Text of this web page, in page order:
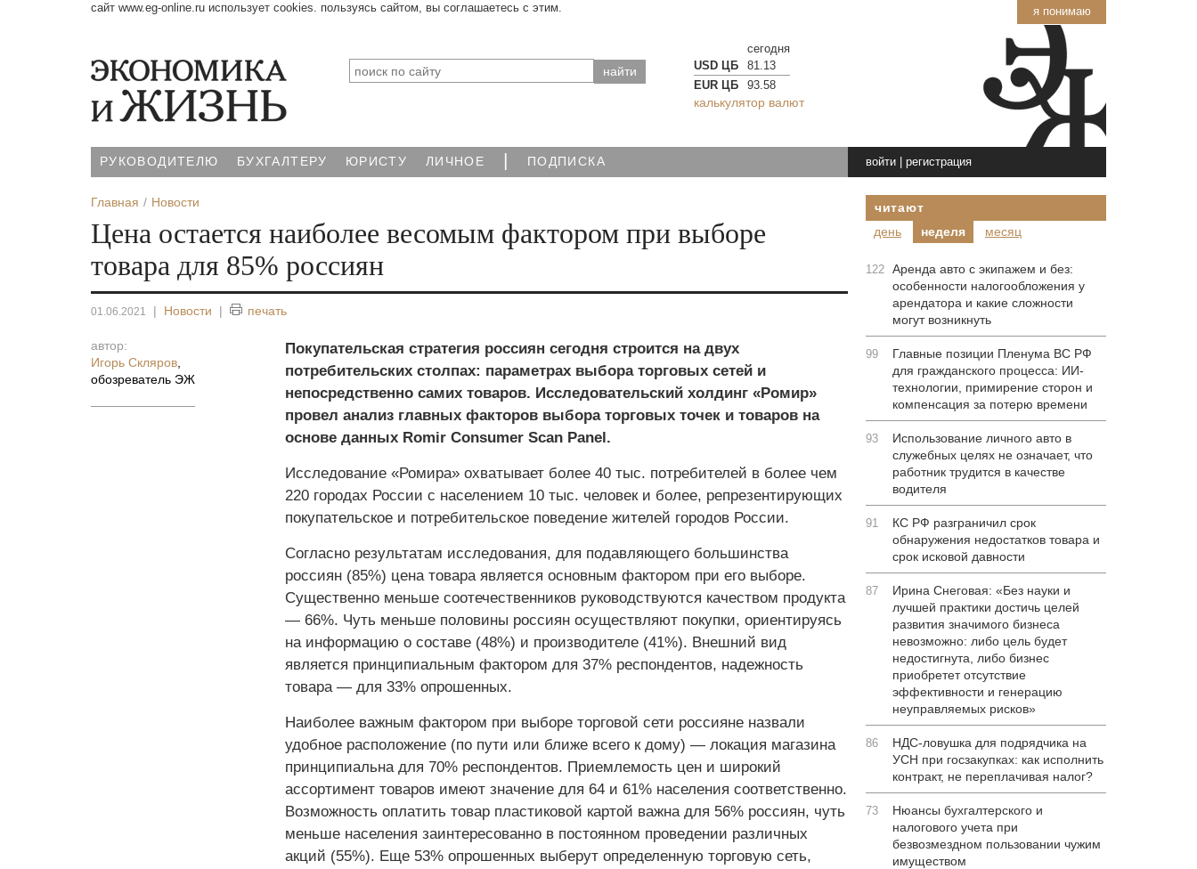
я понимаю
сайт www.eg-online.ru использует cookies. пользуясь сайтом, вы соглашаетесь с этим.
сегодня
USD ЦБ
81.13
EUR ЦБ
93.58
калькулятор валют
РУКОВОДИТЕЛЮ БУХГАЛТЕРУ ЮРИСТУ ЛИЧНОЕ | ПОДПИСКА войти| регистрация
Главная Новости
Цена остается наиболее весомым фактором при выборе
товара для 85% россиян
01.06.2021 | Новости | печать
автор:
Игорь Скляров
обозреватель ЭЖ
Покупательская стратегия россиян сегодня строится на двух
потребительских столпах: параметрах выбора торговых сетей и
непосредственно самих товаров. Исследовательский холдинг «Ромир»
провел анализ главных факторов выбора торговых точек и товаров на
основе данных Romir Consumer Scan Panel.
Исследование «Ромира» охватывает более 40 тыс. потребителей в более чем
220 городах России с населением 10 тыс. человек и более, репрезентирующих
покупательское и потребительское поведение жителей городов России.
Согласно результатам исследования, для подавляющего большинства
россиян (85%) цена товара является основным фактором при его выборе.
Существенно меньше соотечественников руководствуются качеством продукта
— 66%. Чуть меньше половины россиян осуществляют покупки, ориентируясь
на информацию о составе (48%) и производителе (41%). Внешний вид
является принципиальным фактором для 37% респондентов, надежность
товара — для 33% опрошенных.
Наиболее важным фактором при выборе торговой сети россияне назвали
удобное расположение (по пути или ближе всего к дому) — локация магазина
принципиальна для 70% респондентов. Приемлемость цен и широкий
ассортимент товаров имеют значение для 64 и 61% населения соответственно.
Возможность оплатить товар пластиковой картой важна для 56% россиян, чуть
меньше населения заинтересованно в постоянном проведении различных
акций (55%). Еще 53% опрошенных выберут определенную торговую сеть,
читают
день
неделя месяц
122 Аренда авто с экипажем и без:
особенности налогообложения у
арендатора и какие сложности
могут возникнуть
99
Главные позиции Пленума ВС РФ
для гражданского процесса: ИИ-
технологии, примирение сторон и
компенсация за потерю времени
93
Использование личного авто в
служебных целях не означает, что
работник трудится в качестве
водителя
91
КС РФ разграничил срок
обнаружения недостатков товара и
срок исковой давности
87
Ирина Снеговая: «Без науки и
лучшей практики достичь целей
развития значимого бизнеса
невозможно: либо цель будет
недостигнута, либо бизнес
приобретет отсутствие
эффективности и генерацию
неуправляемых рисков»
86
НДС-ловушка для подрядчика на
УСН при госзакупках: как исполнить
контракт, не переплачивая налог?
73
Нюансы бухгалтерского и
налогового учета при
безвозмездном пользовании чужим
имуществом